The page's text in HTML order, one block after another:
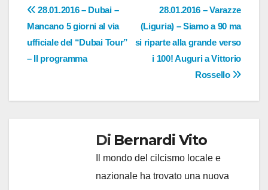
Navigazione
articoli
28.01.2016 – Varazze
(Liguria) – Siamo a 90 ma
si riparte alla grande verso
i 100! Auguri a Vittorio
Rossello
28.01.2016 – Dubai –
Mancano 5 giorni al via
ufficiale del “Dubai Tour”
– Il programma
Di Bernardi Vito
Il mondo del cilcismo locale e
nazionale ha trovato una nuova